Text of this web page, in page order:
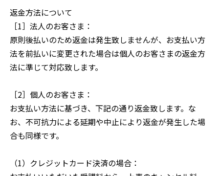
返金方法について
［1］法人のお客さま：
原則後払いのため返金は発生致しませんが、お支払い方
法を前払いに変更された場合は個人のお客さまの返金方
法に準じて対応致します。
［2］個人のお客さま：
お支払い方法に基づき、下記の通り返金致します。な
お、不可抗力による延期や中止により返金が発生した場
合も同様です。
（1）クレジットカード決済の場合：